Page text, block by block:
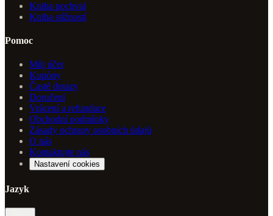
Kniha pochval
Kniha stížností
Pomoc
Můj účet
Kupóny
Časté dotazy
Doručení
Vrácení a refundace
Obchodní podmínky
Zásady ochrany osobních údajů
O nás
Kontaktujte nás
Nastavení cookies
Jazyk